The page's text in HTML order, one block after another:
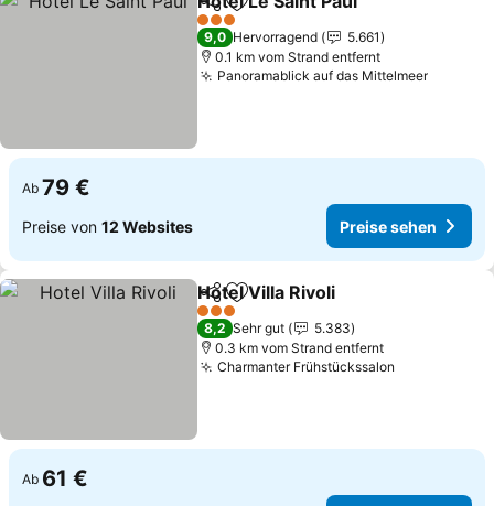
TeilenZu Favoriten hinzufügen
3 Sterne
9,0 Hervorragend
5.661
0.1 km vom Strand entfernt
Panoramablick auf das MittelmeerPreise
Ab 79 €
Preise von 12 Websites Preise sehen
TeilenZu Favoriten hinzufügen
Hotel Villa Rivoli
3 Sterne
8,2 Sehr gut
5.383
0.3 km vom Strand entfernt
Charmanter Frühstückssalon
Ab 61 €